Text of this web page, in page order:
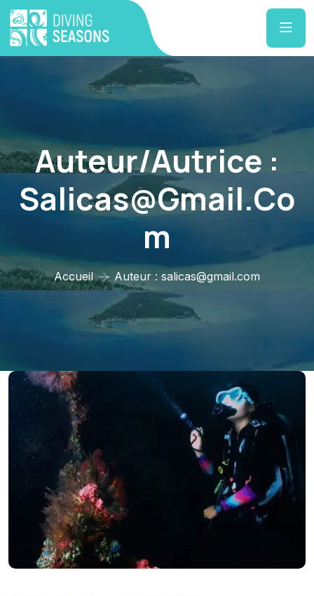
Auteur/autrice :
Salicas@gmail.co
M
Accueil Auteur : salicas@gmail.com